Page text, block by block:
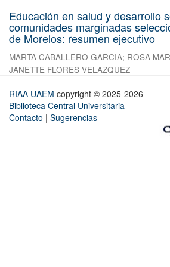
Educación en salud y desarrollo
comunidades marginadas
de Morelos: resumen ejecutivo
MARTA CABALLERO GARCIA; ROSA
JANETTE FLORES VELAZQUEZ
RIAA UAEM copyright © 2025-2026
Biblioteca Central Universitaria
Contacto | Sugerencias